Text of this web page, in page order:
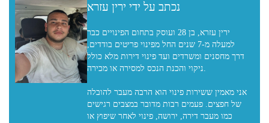
נכתב על ידי ירין עזרא
ירין עזרא, בן 28 ועוסק בתחום הפינויים כבר
למעלה מ-7 שנים החל מפינוי פריטים בודדים,
דרך מחסנים ומשרדים ועד פינוי דירות מלא כולל
ניקוי והכנת הנכס למסירה או מכירה.
אני מאמין ששירות פינוי הוא הרבה מעבר להובלה
של חפצים. פעמים רבות מדובר במצבים רגישים
כמו מעבר דירה, ירושה, פינוי לאחר שיפוץ או